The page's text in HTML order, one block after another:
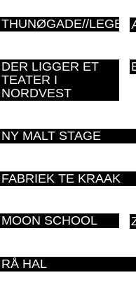
THUNØGADE//
DER LIGGER ET
TEATER I
NORDVEST
NY MALT STAGE
FABRIEK TE KRAAK
MOON SCHOOL
RÅ HAL